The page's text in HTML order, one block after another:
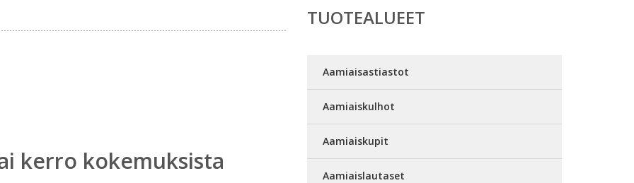
kerro kokemuksista
TUOTEALUEET
Aamiaisastiastot
Aamiaiskulhot
Aamiaiskupit
Aamiaislautaset